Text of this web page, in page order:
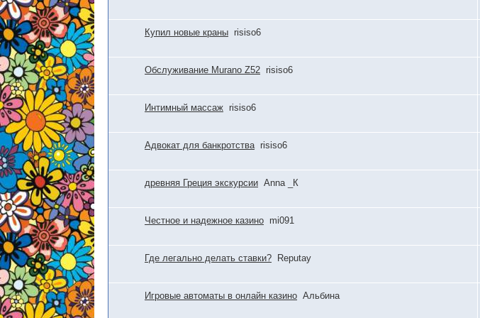
Купил новые краны risiso6
Обслуживание Murano Z52 risiso6
Интимный массаж risiso6
Адвокат для банкротства risiso6
древняя Греция экскурсии Anna _К
Честное и надежное казино mi091
Где легально делать ставки? Reputay
Игровые автоматы в онлайн казино Альбина